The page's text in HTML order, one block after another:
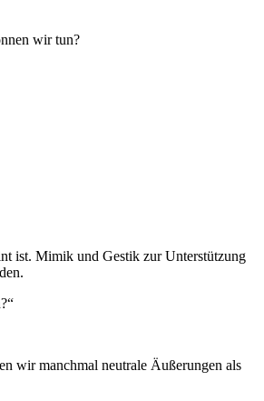
wir tun?
ist. Mimik und Gestik zur Unterstützung
wir manchmal neutrale Äußerungen als